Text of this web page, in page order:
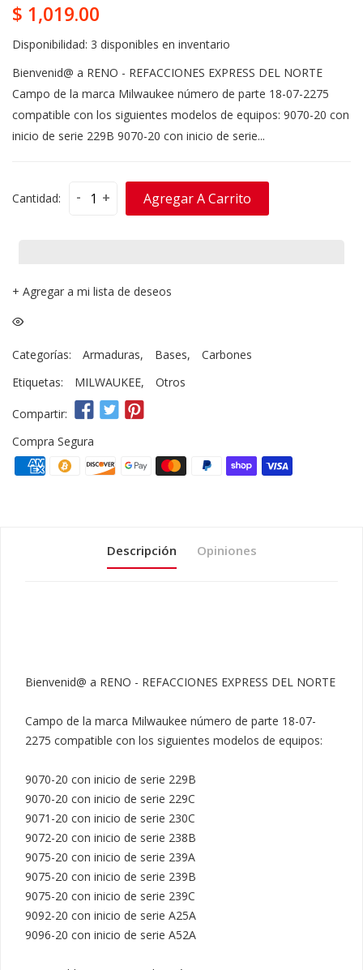
$ 1,019.00
Disponibilidad: 3 disponibles en inventario
Bienvenid@ a RENO - REFACCIONES EXPRESS DEL NORTE
Campo de la marca Milwaukee número de parte 18-07-2275
compatible con los siguientes modelos de equipos: 9070-20 con
inicio de serie 229B 9070-20 con inicio de serie...
Cantidad: - + Agregar A Carrito
+ Agregar a mi lista de deseos
Categorías: Armaduras, Bases,
Carbones
Etiquetas:
MILWAUKEE, Otros
Compartir:
Compra Segura
Descripción Opiniones
Bienvenid@ a RENO - REFACCIONES EXPRESS DEL NORTE
Campo de la marca Milwaukee número de parte 18-07-
2275 compatible con los siguientes modelos de equipos:
9070-20 con inicio de serie 229B
9070-20 con inicio de serie 229C
9071-20 con inicio de serie 230C
9072-20 con inicio de serie 238B
9075-20 con inicio de serie 239A
9075-20 con inicio de serie 239B
9075-20 con inicio de serie 239C
9092-20 con inicio de serie A25A
9096-20 con inicio de serie A52A